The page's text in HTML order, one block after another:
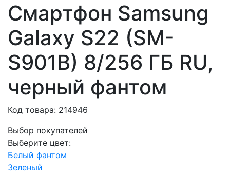
Смартфон Samsung
Galaxy S22 (SM-
S901B) 8/256 ГБ RU,
черный фантом
Код товара: 214946
Выбор покупателей
Выберите цвет:
Белый фантом
Зелeный